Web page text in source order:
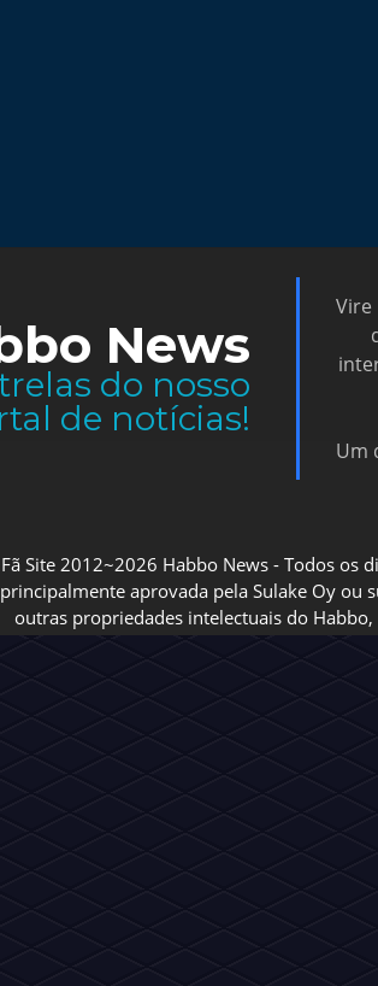
News
do nosso
de notícias!
Vire
Um
Site 2012~2026 Habbo News - Todos os
aprovada pela Sulake Oy ou
outras propriedades intelectuais do